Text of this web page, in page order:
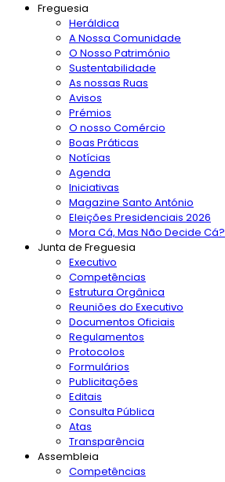
Freguesia
Heráldica
A Nossa Comunidade
O Nosso Património
Sustentabilidade
As nossas Ruas
Avisos
Prémios
O nosso Comércio
Boas Práticas
Notícias
Agenda
Iniciativas
Magazine Santo António
Eleições Presidenciais 2026
Mora Cá, Mas Não Decide Cá?
Junta de Freguesia
Executivo
Competências
Estrutura Orgânica
Reuniões do Executivo
Documentos Oficiais
Regulamentos
Protocolos
Formulários
Publicitações
Editais
Consulta Pública
Atas
Transparência
Assembleia
Competências